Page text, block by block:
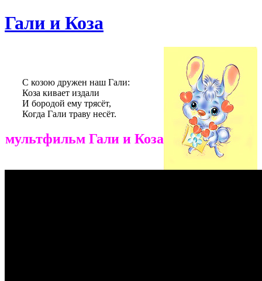
Гали и Коза
С козою дружен наш Гали:
Коза кивает издали
И бородой ему трясёт,
Когда Гали траву несёт.
мультфильм Гали и Коза